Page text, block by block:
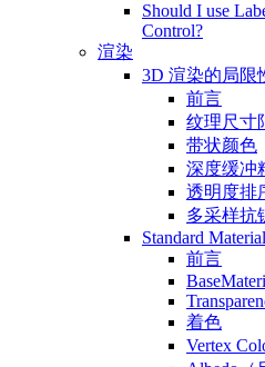
Should I use
Control?
渲染
3D 渲染的局限
前言
纹理尺寸
带状颜色
深度缓冲
透明度排
多采样抗
Standard
前言
着色
Vertex